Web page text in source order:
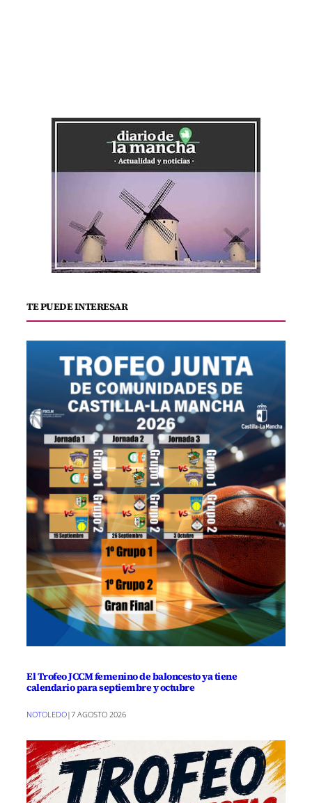
TE PUEDE INTERESAR
El Trofeo JCCM femenino de baloncesto ya tiene
calendario para septiembre y octubre
NOTOLEDO|7 AGOSTO 2026